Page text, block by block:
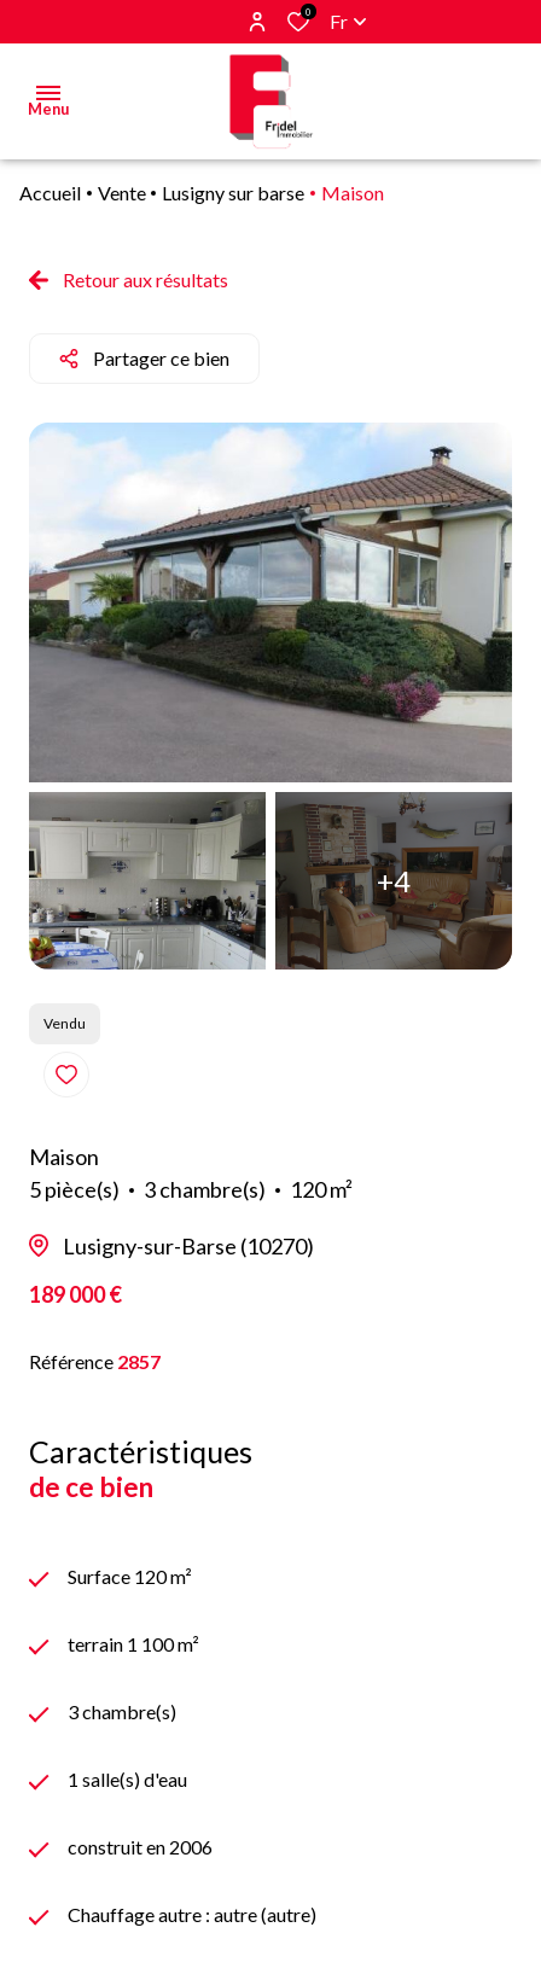
0 Fr
Menu
Estimer
vendus
E-mail
Qui
sommes-
nous
Accueil Vente Lusigny sur barse Maison
Retour aux résultats
Partager ce bien
+4
Vendu
Maison
5 pièce(s)
3 chambre(s) 120 m²
Lusigny-sur-Barse (10270)
189 000 €
Référence 2857
Caractéristiques
de ce bien
Surface 120 m²
terrain 1 100 m²
3 chambre(s)
1 salle(s) d'eau
construit en 2006
Chauffage autre : autre (autre)